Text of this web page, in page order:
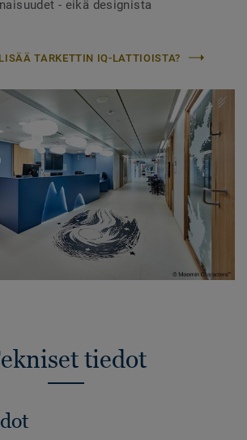
- eikä designista
TARKETTIN IQ-LATTIOISTA?
tiedot